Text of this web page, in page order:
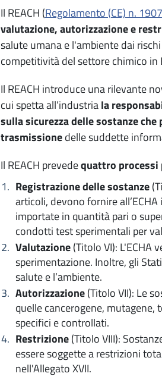
Il REACH (Regolamento (CE) n.
valutazione, autorizzazione e
salute umana e l'ambiente dai
competitività del settore chimico in
Il REACH introduce una rilevante
cui spetta all’industriala
sulla sicurezza delle sostanze
trasmissionedelle suddette
Il REACH prevedequattro processi
Registrazione delle sostanze
articoli, devono fornire
importate in quantità pari o
condotti test sperimentali per
Valutazione(Titolo VI): L'ECHA
sperimentazione. Inoltre, gli
salute e l’ambiente.
Autorizzazione(Titolo VII): Le
quelle cancerogene, mutagene,
specifici e controllati.
Restrizione(Titolo VIII):
essere soggette a restrizioni
nell'Allegato XVII.